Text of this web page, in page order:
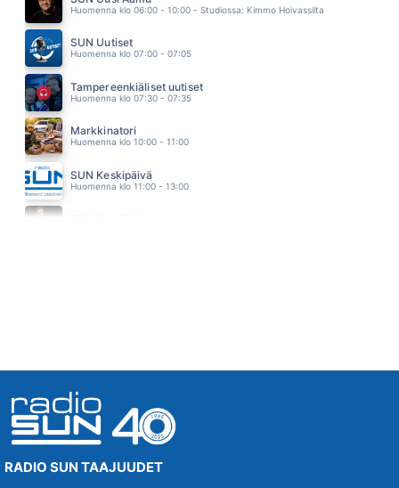
15.15
PAUL ELIAS
15.11
Huomenna klo 06:00 - 10:00 - Studiossa: Kimmo Hoivassilta
SUN Uutiset
Huomenna klo 07:00 - 07:05
Tampereenkiäliset uutiset
Huomenna klo 07:30 - 07:35
Markkinatori
Huomenna klo 10:00 - 11:00
SUN Keskipäivä
Huomenna klo 11:00 - 13:00
RADIO SUN TAAJUUDET